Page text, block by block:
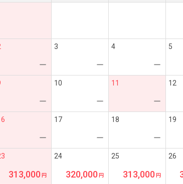
ー
3
ー
4
ー
5
ー
10
ー
11
ー
12
ー
17
ー
18
ー
19
313,000
24
320,000
25
313,000
26